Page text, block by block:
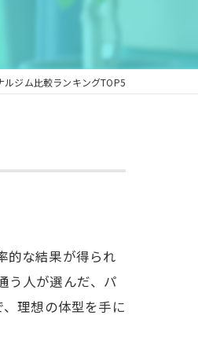
ジム比較ランキングTOP5
的な結果が得られ
う人が選んだ、パ
理想の体型を手に